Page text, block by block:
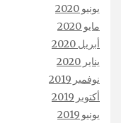
يونيو 2020
مايو 2020
أبريل 2020
يناير 2020
نوفمبر 2019
أكتوبر 2019
يونيو 2019